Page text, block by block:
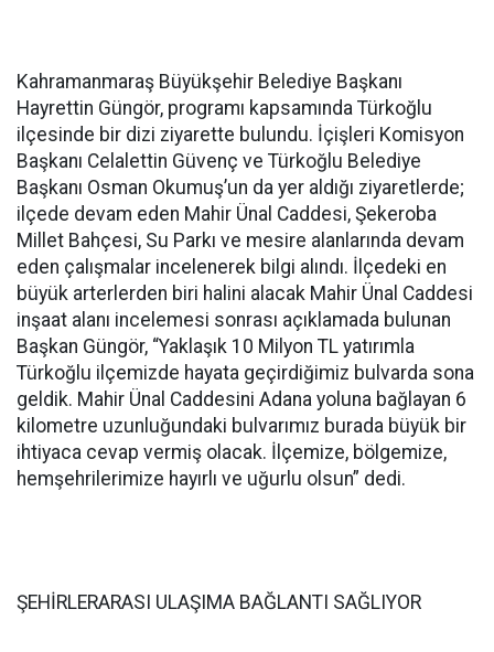
Kahramanmaraş Büyükşehir Belediye Başkanı
Hayrettin Güngör, programı kapsamında Türkoğlu
ilçesinde bir dizi ziyarette bulundu. İçişleri Komisyon
Başkanı Celalettin Güvenç ve Türkoğlu Belediye
Başkanı Osman Okumuş’un da yer aldığı ziyaretlerde;
ilçede devam eden Mahir Ünal Caddesi, Şekeroba
Millet Bahçesi, Su Parkı ve mesire alanlarında devam
eden çalışmalar incelenerek bilgi alındı. İlçedeki en
büyük arterlerden biri halini alacak Mahir Ünal Caddesi
inşaat alanı incelemesi sonrası açıklamada bulunan
Başkan Güngör, “Yaklaşık 10 Milyon TL yatırımla
Türkoğlu ilçemizde hayata geçirdiğimiz bulvarda sona
geldik. Mahir Ünal Caddesini Adana yoluna bağlayan 6
kilometre uzunluğundaki bulvarımız burada büyük bir
ihtiyaca cevap vermiş olacak. İlçemize, bölgemize,
hemşehrilerimize hayırlı ve uğurlu olsun” dedi.
ŞEHİRLERARASI ULAŞIMA BAĞLANTI SAĞLIYOR